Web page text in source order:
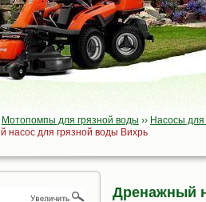
Мотопомпы для грязной воды ›› Насосы для
насос для грязной воды Вихрь
Дренажный